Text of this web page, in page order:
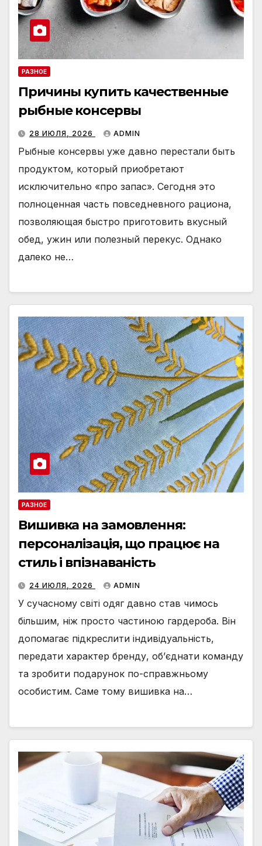
РАЗНОЕ
Причины купить качественные
рыбные консервы
28 ИЮЛЯ, 2026 ADMIN
Рыбные консервы уже давно перестали быть
продуктом, который приобретают
исключительно «про запас». Сегодня это
полноценная часть повседневного рациона,
позволяющая быстро приготовить вкусный
обед, ужин или полезный перекус. Однако
далеко не…
РАЗНОЕ
Вишивка на замовлення:
персоналізація, що працює на
стиль і впізнаваність
24 ИЮЛЯ, 2026 ADMIN
У сучасному світі одяг давно став чимось
більшим, ніж просто частиною гардероба. Він
допомагає підкреслити індивідуальність,
передати характер бренду, об’єднати команду
та зробити подарунок по-справжньому
особистим. Саме тому вишивка на…